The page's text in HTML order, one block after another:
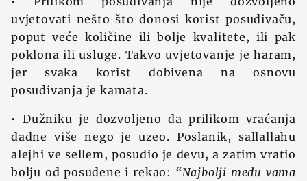
uvjetovati nešto što donosi korist posuđivaču,
poput veće količine ili bolje kvalitete, ili pak
poklona ili usluge. Takvo uvjetovanje je haram,
jer svaka korist dobivena na osnovu
posuđivanja je kamata.
• Dužniku je dozvoljeno da prilikom vraćanja
dadne više nego je uzeo. Poslanik, sallallahu
alejhi ve sellem, posudio je devu, a zatim vratio
bolju od posuđene i rekao: “Najbolji među vama